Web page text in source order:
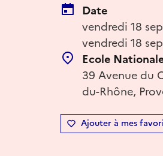
Date
vendredi 18
vendredi 18
Ecole
39 Avenue du
du-Rhône,
Ajouter à mes